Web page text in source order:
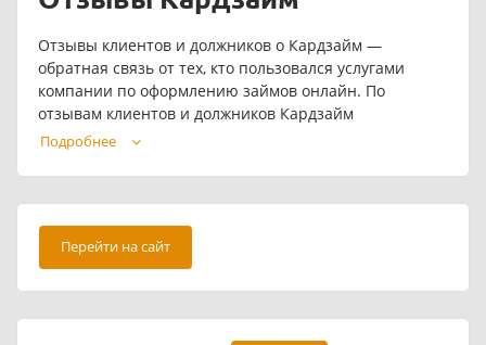
Отзывы клиентов и должников о Кардзайм —
обратная связь от тех, кто пользовался услугами
компании по оформлению займов онлайн. По
отзывам клиентов и должников Кардзайм
предоставляет удобный сервис для получения
возможность получения займа без процентов, а
также гибкость в погашении долга. Некоторые
клиенты также сообщают о возможности продления
срока займа через личный кабинет. Если вы
являетесь клиентом Кардзайм и имеете опыт работы
с компанией, вы можете оставить свой отзыв на
сайте.
Подробнее
Перейти на сайт